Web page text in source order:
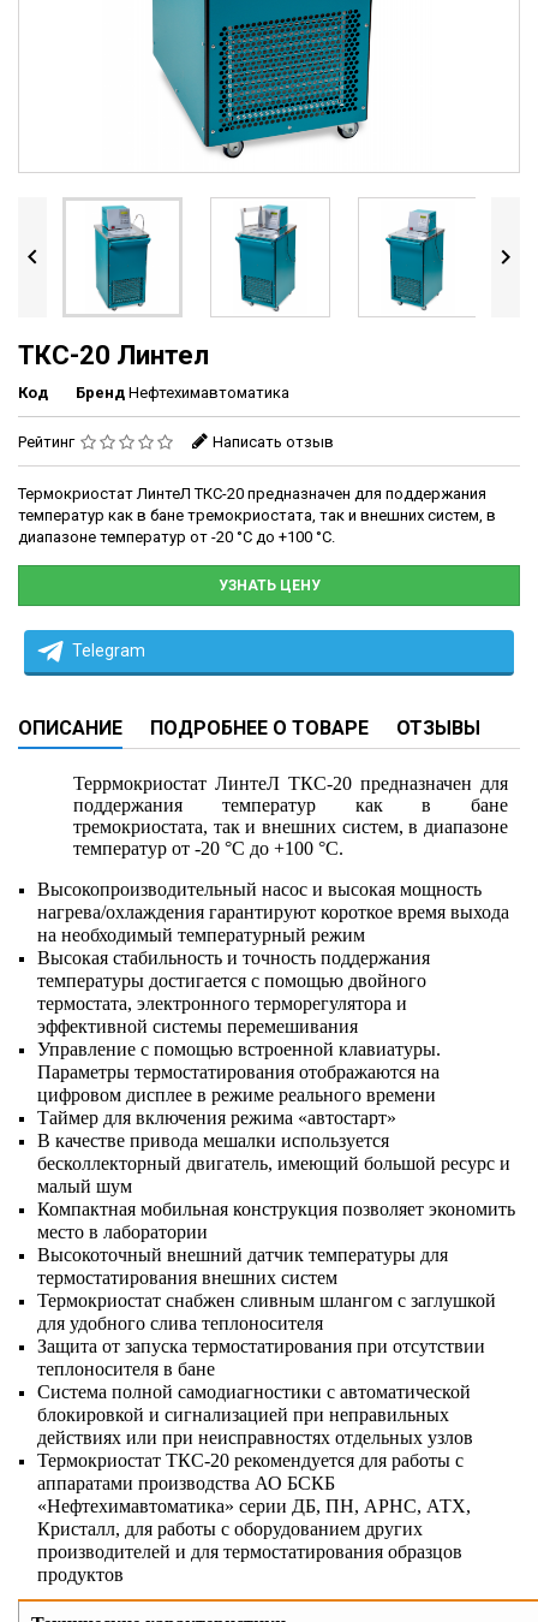
 
ТКС-20 Линтел
Код Бренд Нефтехимавтоматика
Рейтинг Написать отзыв
Термокриостат ЛинтеЛ ТКС-20 предназначен для поддержания
температур как в бане тремокриостата, так и внешних систем, в
диапазоне температур от -20 °С до +100 °C.
УЗНАТЬ ЦЕНУ
Telegram
ОПИСАНИЕ ПОДРОБНЕЕ О ТОВАРЕ ОТЗЫВЫ
Террмокриостат ЛинтеЛ ТКС-20 предназначен для
поддержания температур как в бане
тремокриостата, так и внешних систем, в диапазоне
температур от -20 °С до +100 °C.
Высокопроизводительный насос и высокая мощность
нагрева/охлаждения гарантируют короткое время выхода
на необходимый температурный режим
Высокая стабильность и точность поддержания
температуры достигается с помощью двойного
термостата, электронного терморегулятора и
эффективной системы перемешивания
Управление с помощью встроенной клавиатуры.
Параметры термостатирования отображаются на
цифровом дисплее в режиме реального времени
Таймер для включения режима «автостарт»
В качестве привода мешалки используется
бесколлекторный двигатель, имеющий большой ресурс и
малый шум
Компактная мобильная конструкция позволяет экономить
место в лаборатории
Высокоточный внешний датчик температуры для
термостатирования внешних систем
Термокриостат снабжен сливным шлангом с заглушкой
для удобного слива теплоносителя
Защита от запуска термостатирования при отсутствии
теплоносителя в бане
Система полной самодиагностики с автоматической
блокировкой и сигнализацией при неправильных
действиях или при неисправностях отдельных узлов
Термокриостат ТКС-20 рекомендуется для работы с
аппаратами производства АО БСКБ
«Нефтехимавтоматика» серии ДБ, ПН, АРНС, АТХ,
Кристалл, для работы с оборудованием других
производителей и для термостатирования образцов
продуктов